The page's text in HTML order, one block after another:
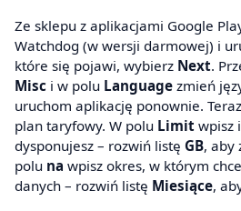
Ze sklepu z aplikacjami Google
Watchdog (w wersji darmowej) i
które się pojawi, wybierz Next.
Misc i w polu Language zmień
uruchom aplikację ponownie.
plan taryfowy. W polu Limit wpisz
dysponujesz – rozwiń listę GB, aby
polu na wpisz okres, w którym
danych – rozwiń listę Miesiące,